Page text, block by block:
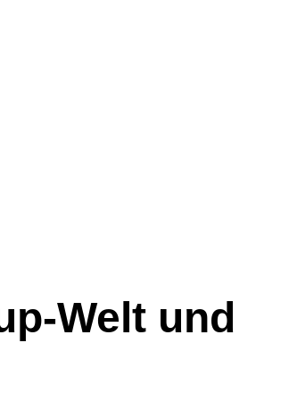
Welt und